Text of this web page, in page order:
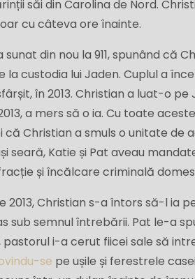
săi din Carolina de Nord.
cu câteva ore înainte.
sunat din nou la 911, spunând că
custodia lui Jaden. Cuplul a
în 2013. Christian a luat-o pe
a mers să o ia. Cu toate
că Christian a smuls o unitate de
seară, Katie și Pat aveau
și încălcare criminală
2013, Christian s-a întors să-l ia
sub semnul întrebării. Pat le-a
i-a cerut fiicei sale să
se pe ușile și ferestrele